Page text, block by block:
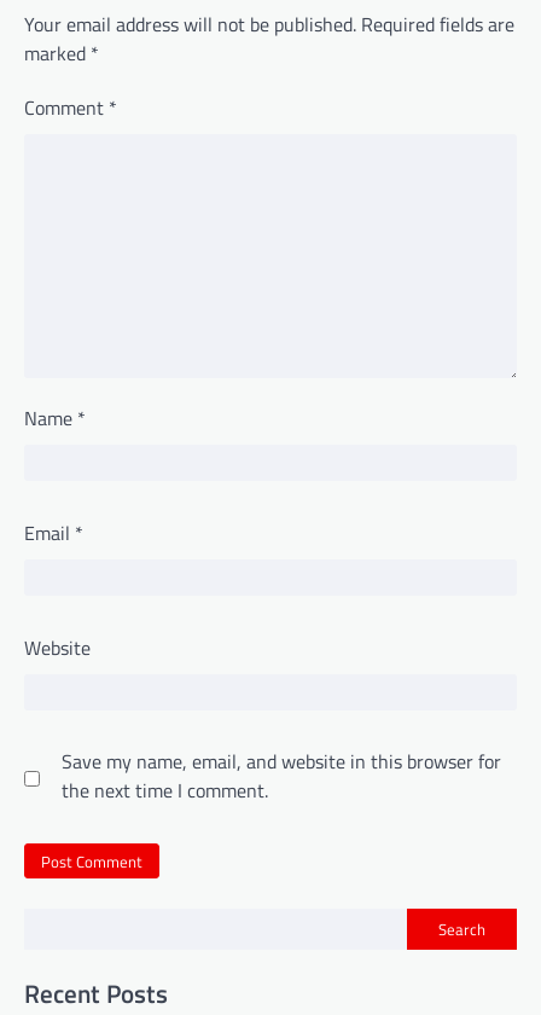
Your email address will not be published. Required fields are
marked *
Comment *
Name *
Email *
Website
Save my name, email, and website in this browser for
the next time I comment.
Search
Recent Posts